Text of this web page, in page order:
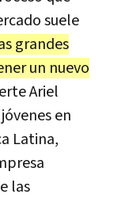
suele
grandes
un nuevo
Ariel
en
Latina,
las